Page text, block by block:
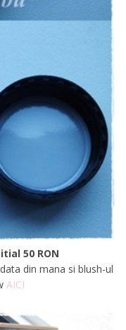
50 RON
din mana si blush-ul
AICI